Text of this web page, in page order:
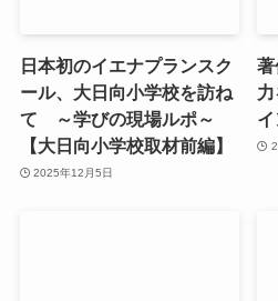
日本初のイエナプランスク
ール、大日向小学校を訪ね
て ～学びの現場ルポ～
【大日向小学校取材前編】
2025年12月5日
著
イ